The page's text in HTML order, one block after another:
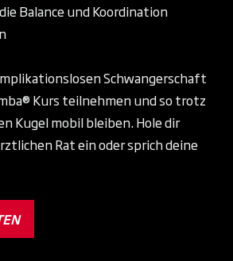
Balance und Koordination
Schwangerschaft
Kurs teilnehmen und so trotz
Kugel mobil bleiben. Hole dir
Rat ein oder sprich deine